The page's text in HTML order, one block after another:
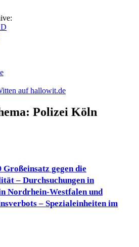
auf hallowit.de
Polizei Köln
gegen die
– Durchsuchungen in
Nordrhein-Westfalen und
– Spezialeinheiten im